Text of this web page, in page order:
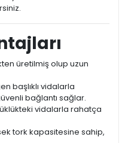
üretilmiş olup uzun
başlıklı vidalarla
bağlantı sağlar.
vidalarla rahatça
tork kapasitesine sahip,